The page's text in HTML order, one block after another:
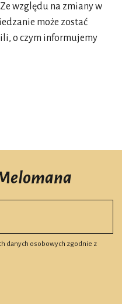
względu na zmiany w
może zostać
o czym informujemy
danych osobowych zgodnie z